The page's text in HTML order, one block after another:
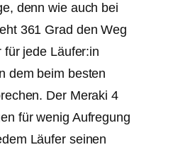
denn wie auch bei
361 Grad den Weg
für jede Läufer:in
dem beim besten
Der Meraki 4
für wenig Aufregung
Läufer seinen